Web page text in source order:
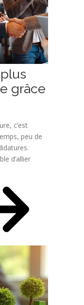
grâce
c’est
peu de
d’allier